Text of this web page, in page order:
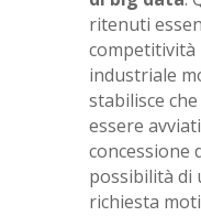
ritenuti
competitività
industriale
stabilisce
essere
concessione
possibilità di
richiesta